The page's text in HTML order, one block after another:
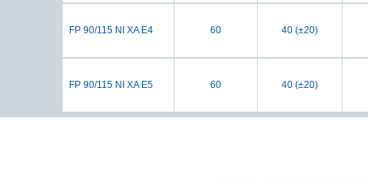
FP 90/115 NI XA E4 60 40 (±20)
FP 90/115 NI XA E5 60 40 (±20)